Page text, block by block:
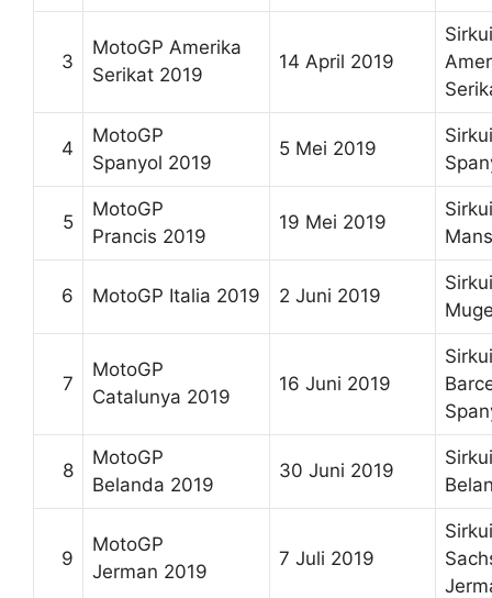
3
MotoGP Amerika
Serikat 2019
14 April 2019
4
MotoGP
Spanyol 2019
5 Mei 2019
5
MotoGP
Prancis 2019
19 Mei 2019
6 MotoGP Italia 2019 2 Juni 2019
7
MotoGP
Catalunya 2019
16 Juni 2019
8
MotoGP
Belanda 2019
30 Juni 2019
9
MotoGP
Jerman 2019
7 Juli 2019